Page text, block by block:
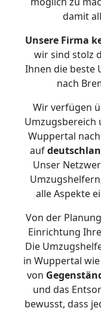
damit
Unsere Firma
wir sind stolz
Ihnen die beste
nach
Wir verfügen
Umzugsbereich
Wuppertal
auf
Unser
alle Aspekte
Von der
Einrichtung
Die
in Wuppertal
von
und das
bewusst, dass